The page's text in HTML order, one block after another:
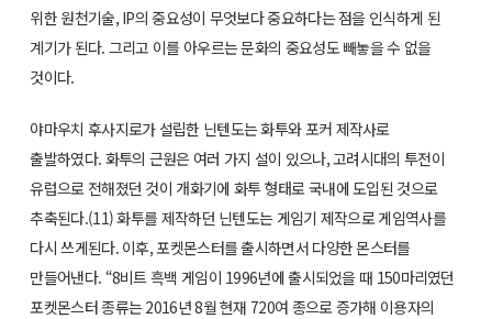
위한 원천기술, IP의 중요성이 무엇보다 중요하다는 점을 인식하게 된
계기가 된다. 그리고 이를 아우르는 문화의 중요성도 빼놓을 수 없을
것이다.
야마우치 후사지로가 설립한 닌텐도는 화투와 포커 제작사로
출발하였다. 화투의 근원은 여러 가지 설이 있으나, 고려시대의 투전이
유럽으로 전해졌던 것이 개화기에 화투 형태로 국내에 도입된 것으로
추축된다.(11) 화투를 제작하던 닌텐도는 게임기 제작으로 게임역사를
다시 쓰게된다. 이후, 포켓몬스터를 출시하면서 다양한 몬스터를
만들어낸다. “8비트 흑백 게임이 1996년에 출시되었을 때 150마리였던
포켓몬스터 종류는 2016년 8월 현재 720여 종으로 증가해 이용자의